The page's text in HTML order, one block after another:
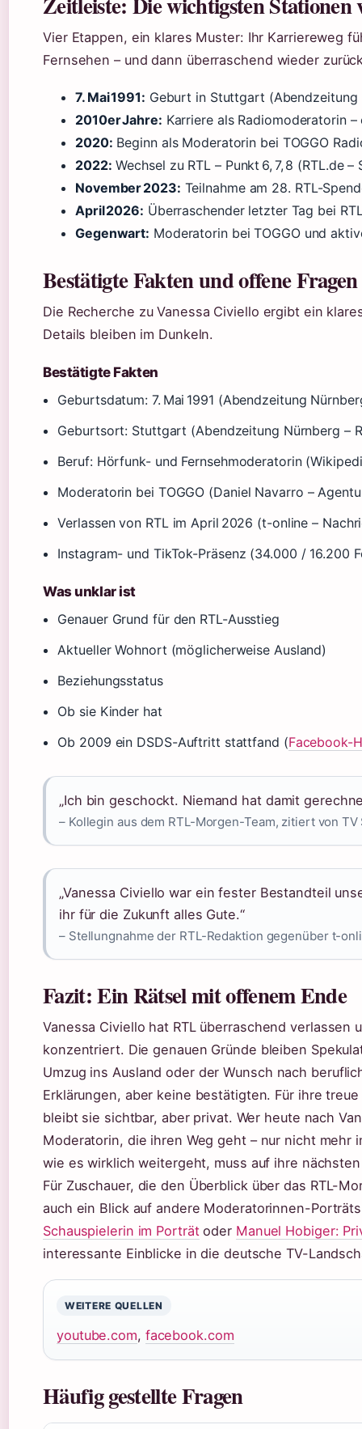
Vier Etappen, ein klares Muster: Ihr Karriereweg
Fernsehen – und dann überraschend wieder
7. Mai 1991: Geburt in Stuttgart (Abendzeitung
2010er Jahre: Karriere als Radiomoderatorin
2020: Beginn als Moderatorin bei TOGGO
2022: Wechsel zu RTL – Punkt 6, 7, 8 (RTL.de
November 2023: Teilnahme am 28. RTL-
April 2026: Überraschender letzter Tag bei
Gegenwart: Moderatorin bei TOGGO und
Bestätigte Fakten und offene Fragen
Die Recherche zu Vanessa Civiello ergibt ein
Details bleiben im Dunkeln.
Bestätigte Fakten
Geburtsdatum: 7. Mai 1991 (Abendzeitung
Geburtsort: Stuttgart (Abendzeitung Nürnberg –
Beruf: Hörfunk- und Fernsehmoderatorin
Moderatorin bei TOGGO (Daniel Navarro –
Verlassen von RTL im April 2026 (t-online –
Instagram- und TikTok-Präsenz (34.000 / 16.200
Was unklar ist
Genauer Grund für den RTL-Ausstieg
Aktueller Wohnort (möglicherweise Ausland)
Beziehungsstatus
Ob sie Kinder hat
Ob 2009 ein DSDS-Auftritt stattfand (Facebook-
„Ich bin geschockt. Niemand hat damit
– Kollegin aus dem RTL-Morgen-Team, zitiert von TV
„Vanessa Civiello war ein fester Bestandteil
ihr für die Zukunft alles Gute.“
– Stellungnahme der RTL-Redaktion gegenüber t-
Fazit: Ein Rätsel mit offenem Ende
Vanessa Civiello hat RTL überraschend verlassen
konzentriert. Die genauen Gründe bleiben
Umzug ins Ausland oder der Wunsch nach
Erklärungen, aber keine bestätigten. Für ihre
bleibt sie sichtbar, aber privat. Wer heute nach
Moderatorin, die ihren Weg geht – nur nicht mehr
wie es wirklich weitergeht, muss auf ihre
Für Zuschauer, die den Überblick über das RTL-
auch ein Blick auf andere Moderatorinnen-
Schauspielerin im Porträtoder Manuel Hobiger:
interessante Einblicke in die deutsche TV-
WEITERE QUELLEN
youtube.com, facebook.com
Häufig gestellte Fragen